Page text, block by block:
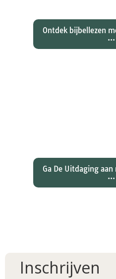
Ontdek bijbellezen
...
Ga De Uitdaging
...
Inschrijven